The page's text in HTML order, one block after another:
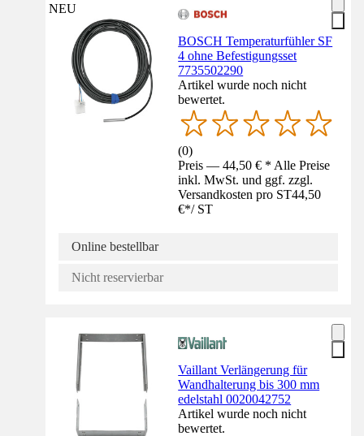
NEU
BOSCH Temperaturfühler SF
4 ohne Befestigungsset
7735502290
Artikel wurde noch nicht
bewertet.
(0)
Preis — 44,50 € * Alle Preise
inkl. MwSt. und ggf. zzgl.
Versandkosten pro ST44,50
€*/ ST
Online bestellbar
Nicht reservierbar
Vaillant Verlängerung für
Wandhalterung bis 300 mm
edelstahl 0020042752
Artikel wurde noch nicht
bewertet.